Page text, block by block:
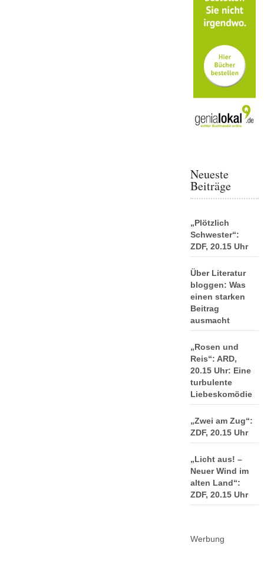
Neueste
Beiträge
„Plötzlich
Schwester“:
ZDF, 20.15 Uhr
Über Literatur
bloggen: Was
einen starken
Beitrag
ausmacht
„Rosen und
Reis“: ARD,
20.15 Uhr: Eine
turbulente
Liebeskomödie
„Zwei am Zug“:
ZDF, 20.15 Uhr
„Licht aus! –
Neuer Wind im
alten Land“:
ZDF, 20.15 Uhr
Werbung